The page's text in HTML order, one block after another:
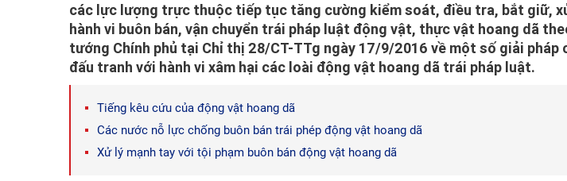
các lực lượng trực thuộc tiếp tục tăng cường kiểm soát, điều tra, bắt giữ,
hành vi buôn bán, vận chuyển trái pháp luật động vật, thực vật hoang dã
tướng Chính phủ tại Chỉ thị 28/CT-TTg ngày 17/9/2016 về một số giải pháp
đấu tranh với hành vi xâm hại các loài động vật hoang dã trái pháp luật.
Tiếng kêu cứu của động vật hoang dã
Các nước nỗ lực chống buôn bán trái phép động vật hoang dã
Xử lý mạnh tay với tội phạm buôn bán động vật hoang dã